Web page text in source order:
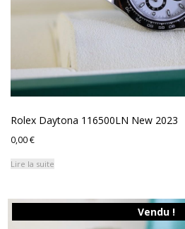
Rolex Daytona 116500LN New 2023
0,00€
Lire la suite
Vendu !